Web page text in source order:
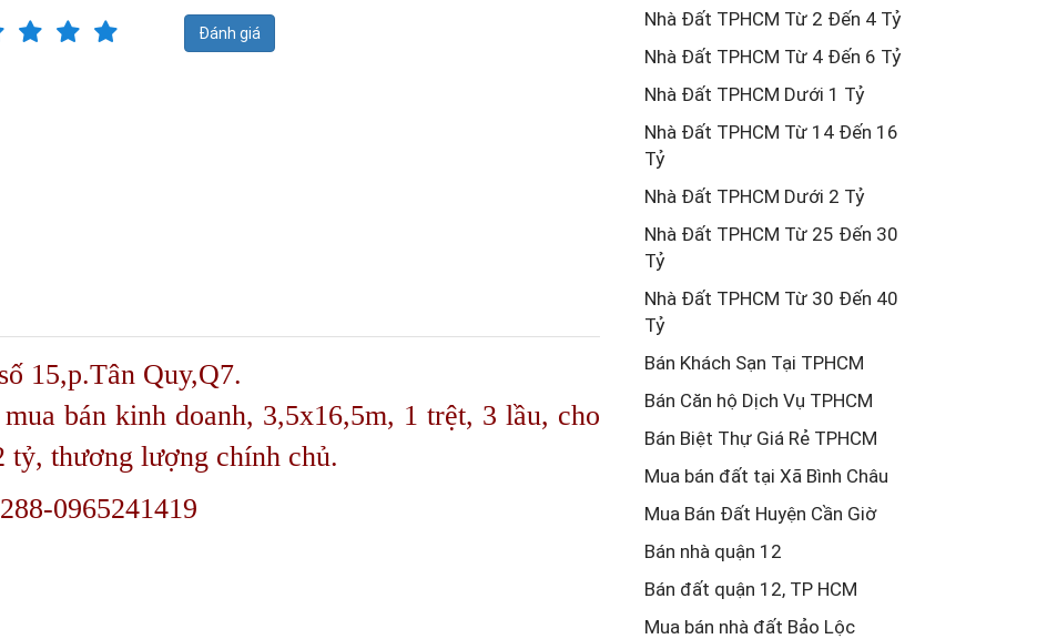
Đánh giá
15,p.Tân Quy,Q7.
bán kinh doanh, 3,5x16,5m, 1 trệt, 3 lầu, cho
tỷ, thương lượng chính chủ.
0965241419
Nhà Đất TPHCM Từ 2 Đến 4 Tỷ
Nhà Đất TPHCM Từ 4 Đến 6 Tỷ
Nhà Đất TPHCM Dưới 1 Tỷ
Nhà Đất TPHCM Từ 14 Đến 16
Tỷ
Nhà Đất TPHCM Dưới 2 Tỷ
Nhà Đất TPHCM Từ 25 Đến 30
Tỷ
Nhà Đất TPHCM Từ 30 Đến 40
Tỷ
Bán Khách Sạn Tại TPHCM
Bán Căn hộ Dịch Vụ TPHCM
Bán Biệt Thự Giá Rẻ TPHCM
Mua bán đất tại Xã Bình Châu
Mua Bán Đất Huyện Cần Giờ
Bán nhà quận 12
Bán đất quận 12, TP HCM
Mua bán nhà đất Bảo Lộc